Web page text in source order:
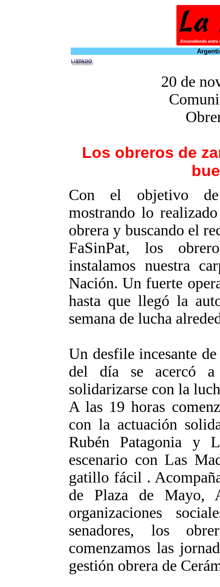
20 de
Los obreros de
Con el objetivo
mostrando lo
obrera y buscando el
FaSinPat, los
instalamos nuestra
Nación. Un fuerte
hasta que llegó la
semana de lucha
Un desfile incesante
del día se acercó
solidarizarse con la
A las 19 horas
con la actuación
Rubén Patagonia y
escenario con Las
gatillo fácil .
de Plaza de Mayo,
organizaciones
senadores, los
comenzamos las
gestión obrera de